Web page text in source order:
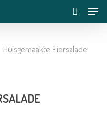
account
Menu
Huisgemaakte Eiersalade